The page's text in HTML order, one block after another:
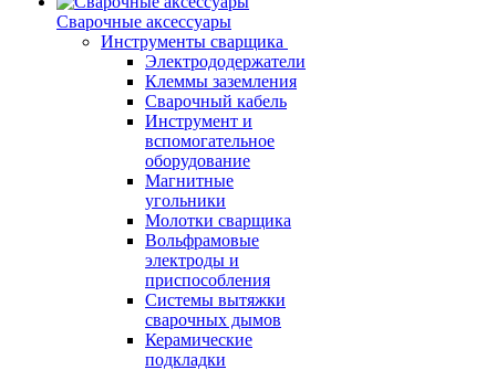
Сварочные аксессуары
Инструменты сварщика
Электрододержатели
Клеммы заземления
Сварочный кабель
Инструмент и
вспомогательное
оборудование
Магнитные
угольники
Молотки сварщика
Вольфрамовые
электроды и
приспособления
Системы вытяжки
сварочных дымов
Керамические
подкладки